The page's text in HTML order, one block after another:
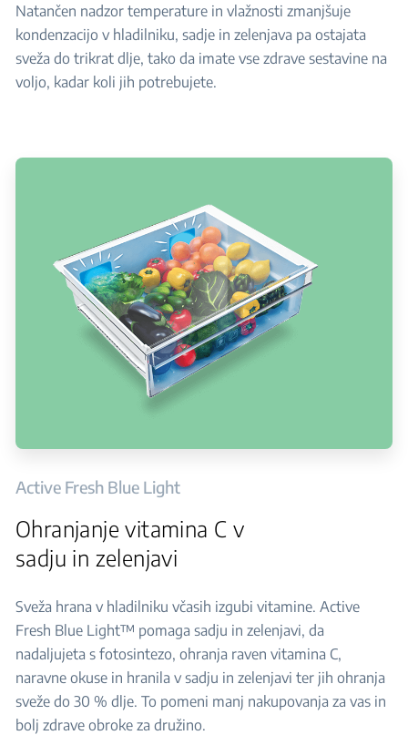
Natančen nadzor temperature in vlažnosti zmanjšuje
kondenzacijo v hladilniku, sadje in zelenjava pa ostajata
sveža do trikrat dlje, tako da imate vse zdrave sestavine na
voljo, kadar koli jih potrebujete.
Active Fresh Blue Light
Ohranjanje vitamina C v
sadju in zelenjavi
Sveža hrana v hladilniku včasih izgubi vitamine. Active
Fresh Blue Light™ pomaga sadju in zelenjavi, da
nadaljujeta s fotosintezo, ohranja raven vitamina C,
naravne okuse in hranila v sadju in zelenjavi ter jih ohranja
sveže do 30 % dlje. To pomeni manj nakupovanja za vas in
bolj zdrave obroke za družino.